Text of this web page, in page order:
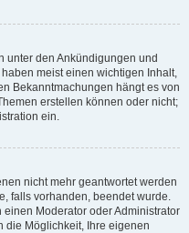
unter den Ankündigungen und
meist einen wichtigen Inhalt,
Bekanntmachungen hängt es von
erstellen können oder nicht;
ein.
nicht mehr geantwortet werden
falls vorhanden, beendet wurde.
Moderator oder Administrator
die Möglichkeit, Ihre eigenen